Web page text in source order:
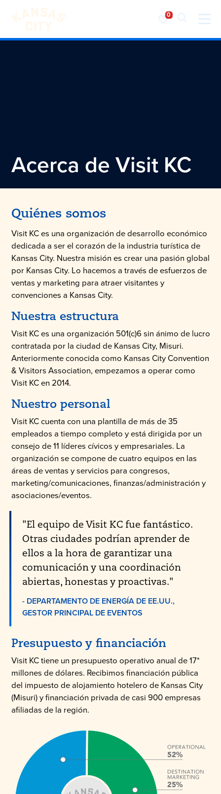
Visita KC
Acerca deVisit KC
Quiénes somos
Visit KC es una organización de desarrollo económico
dedicada a ser el corazón de la industria turística de
Kansas City. Nuestra misión es crear una pasión global
por Kansas City. Lo hacemos a través de esfuerzos de
ventas y marketing para atraer visitantes y
convenciones a Kansas City.
Nuestra estructura
Visit KC es una organización 501(c)6 sin ánimo de lucro
contratada por la ciudad de Kansas City, Misuri.
Anteriormente conocida como Kansas City Convention
& Visitors Association, empezamos a operar como
Visit KC en 2014.
Nuestro personal
Visit KC cuenta con una plantilla de más de 35
empleados a tiempo completo y está dirigida por un
consejo de 11 líderes cívicos y empresariales. La
organización se compone de cuatro equipos en las
áreas de ventas y servicios para congresos,
marketing/comunicaciones, finanzas/administración y
asociaciones/eventos.
"El equipo de Visit KC fue fantástico.
Otras ciudades podrían aprender de
ellos a la hora de garantizar una
comunicación y una coordinación
abiertas, honestas y proactivas."
- DEPARTAMENTO DE ENERGÍA DE EE.UU.,
GESTOR PRINCIPAL DE EVENTOS
Presupuesto y financiación
Visit KC tiene un presupuesto operativo anual de 17*
millones de dólares. Recibimos financiación pública
del impuesto de alojamiento hotelero de Kansas City
(Misuri) y financiación privada de casi 900 empresas
afiliadas de la región.